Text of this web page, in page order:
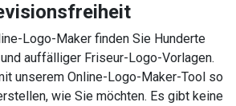
Logo-Maker finden Sie Hunderte
auffälliger Friseur-Logo-Vorlagen.
unserem Online-Logo-Maker-Tool so
wie Sie möchten. Es gibt keine